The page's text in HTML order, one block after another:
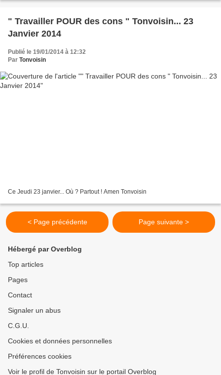
" Travailler POUR des cons " Tonvoisin... 23
Janvier 2014
Publié le 19/01/2014 à 12:32
Par Tonvoisin
Ce Jeudi 23 janvier... Où ? Partout ! Amen Tonvoisin
< Page précédente Page suivante >
Hébergé par Overblog
Top articles
Pages
Contact
Signaler un abus
C.G.U.
Cookies et données personnelles
Préférences cookies
Voir le profil de Tonvoisin sur le portail Overblog